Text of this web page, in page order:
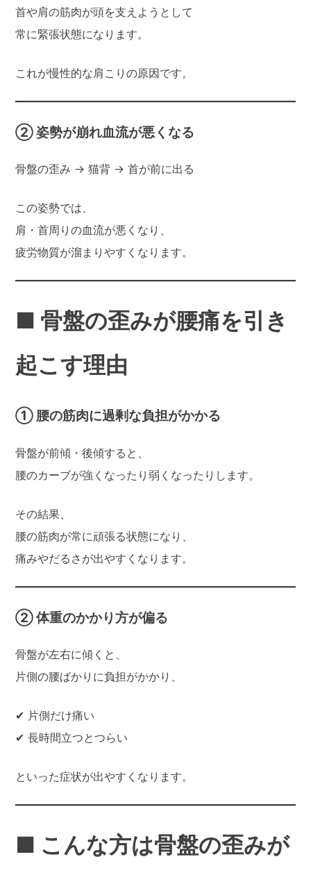
首や肩の筋肉が頭を支えようとして
常に緊張状態になります。
これが慢性的な肩こりの原因です。
② 姿勢が崩れ血流が悪くなる
骨盤の歪み → 猫背 → 首が前に出る
この姿勢では、
肩・首周りの血流が悪くなり、
疲労物質が溜まりやすくなります。
■ 骨盤の歪みが腰痛を引き
起こす理由
① 腰の筋肉に過剰な負担がかかる
骨盤が前傾・後傾すると、
腰のカーブが強くなったり弱くなったりします。
その結果、
腰の筋肉が常に頑張る状態になり、
痛みやだるさが出やすくなります。
② 体重のかかり方が偏る
骨盤が左右に傾くと、
片側の腰ばかりに負担がかかり、
✔ 片側だけ痛い
✔ 長時間立つとつらい
といった症状が出やすくなります。
■ こんな方は骨盤の歪みが